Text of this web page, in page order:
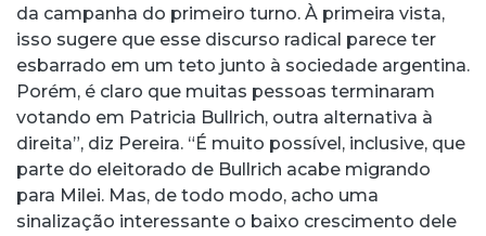
da campanha do primeiro turno. À primeira vista,
isso sugere que esse discurso radical parece ter
esbarrado em um teto junto à sociedade argentina.
Porém, é claro que muitas pessoas terminaram
votando em Patricia Bullrich, outra alternativa à
direita”, diz Pereira. “É muito possível, inclusive, que
parte do eleitorado de Bullrich acabe migrando
para Milei. Mas, de todo modo, acho uma
sinalização interessante o baixo crescimento dele